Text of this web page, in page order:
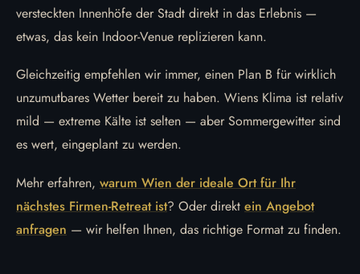
versteckten Innenhöfe der Stadt direkt in das Erlebnis —
etwas, das kein Indoor-Venue replizieren kann.
Gleichzeitig empfehlen wir immer, einen Plan B für wirklich
unzumutbares Wetter bereit zu haben. Wiens Klima ist relativ
mild — extreme Kälte ist selten — aber Sommergewitter sind
es wert, eingeplant zu werden.
Mehr erfahren, warum Wien der ideale Ort für Ihr
nächstes Firmen-Retreat ist? Oder direkt ein Angebot
anfragen — wir helfen Ihnen, das richtige Format zu finden.